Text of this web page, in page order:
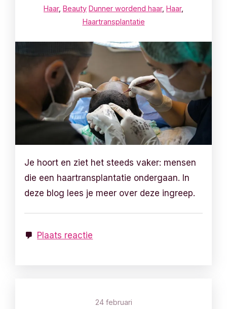
Haar, Beauty Dunner wordend haar, Haar,
Haartransplantatie
Je hoort en ziet het steeds vaker: mensen
die een haartransplantatie ondergaan. In
deze blog lees je meer over deze ingreep.
Plaats reactie
24 februari